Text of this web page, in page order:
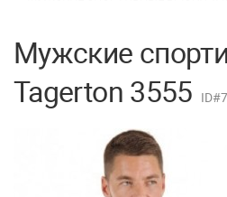
Мужские
Tagerton 3555